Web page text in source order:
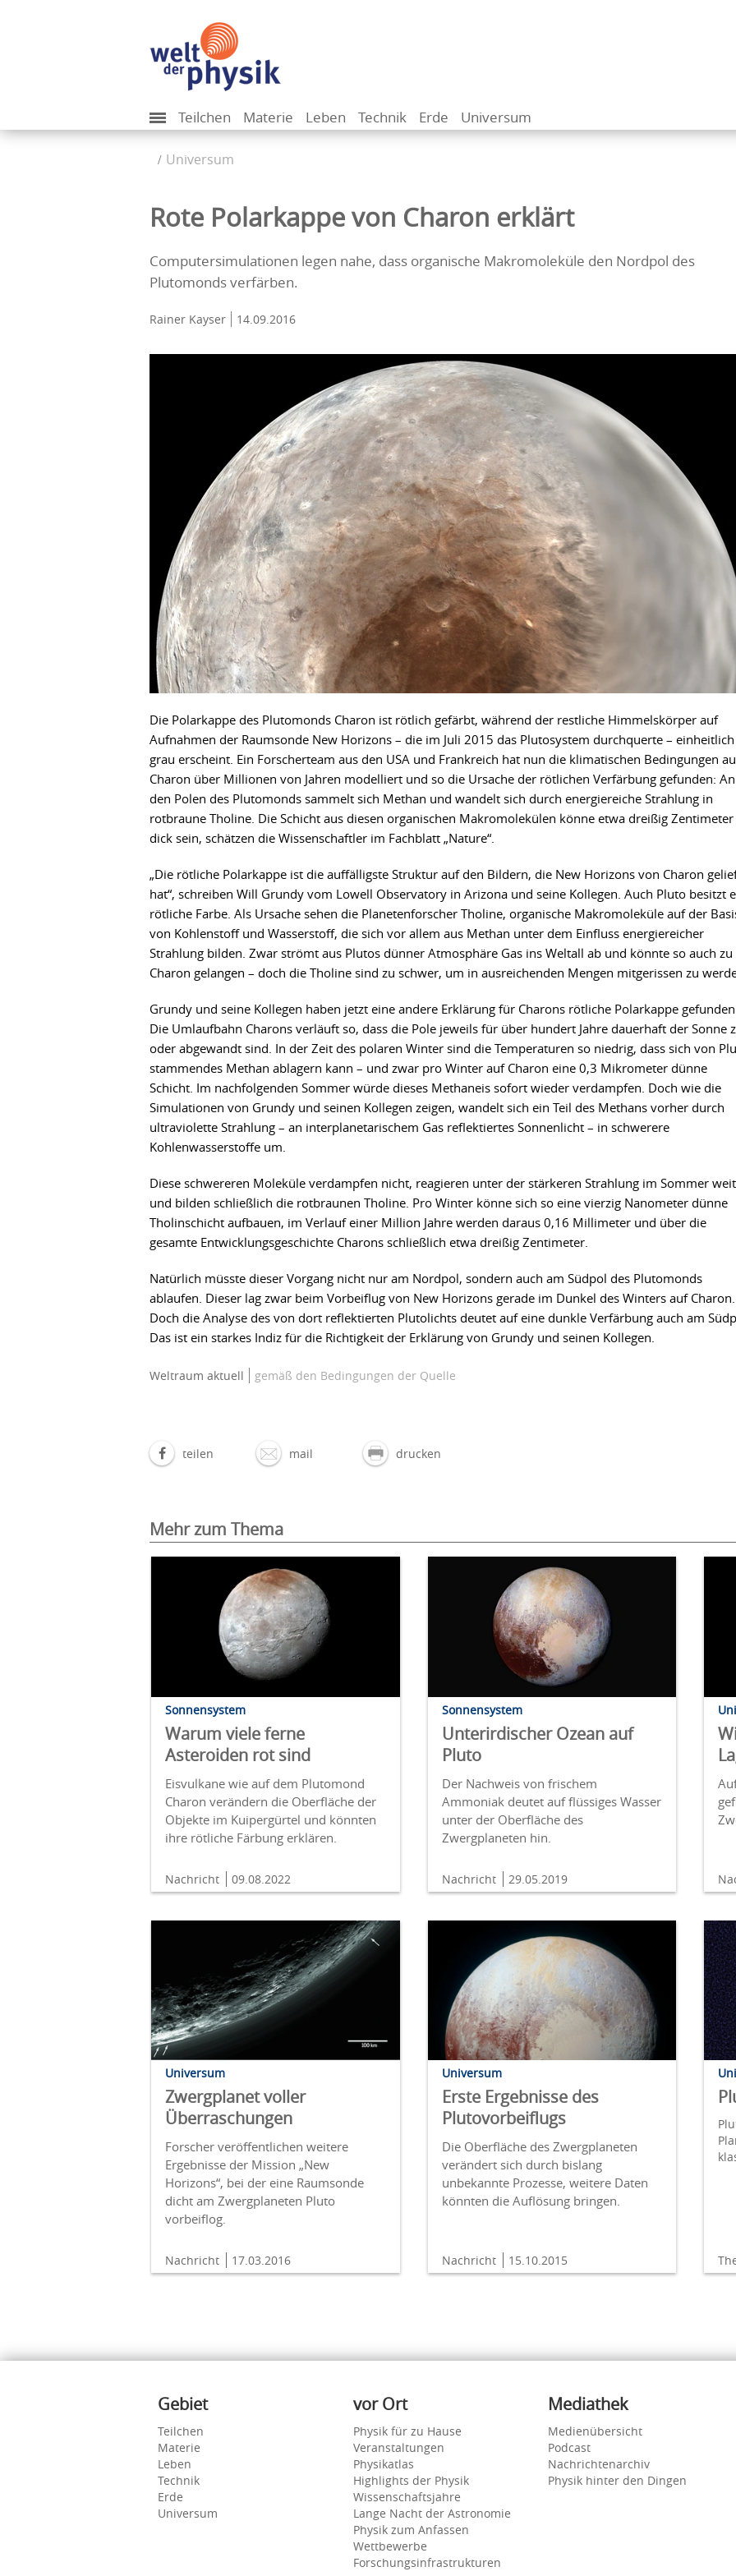
Teilchen Materie Leben Technik Erde Universum
Universum
Rote Polarkappe von Charon erklärt
Computersimulationen legen nahe, dass organische Makromoleküle den Nordpol des
Plutomonds verfärben.
Rainer Kayser 14.09.2016
Die Polarkappe des Plutomonds Charon ist rötlich gefärbt, während der restliche Himmelskörper auf
Aufnahmen der Raumsonde New Horizons – die im Juli 2015 das Plutosystem durchquerte – einheitlich
grau erscheint. Ein Forscherteam aus den USA und Frankreich hat nun die klimatischen Bedingungen
Charon über Millionen von Jahren modelliert und so die Ursache der rötlichen Verfärbung gefunden: An
den Polen des Plutomonds sammelt sich Methan und wandelt sich durch energiereiche Strahlung in
rotbraune Tholine. Die Schicht aus diesen organischen Makromolekülen könne etwa dreißig Zentimeter
dick sein, schätzen die Wissenschaftler im Fachblatt „Nature“.
„Die rötliche Polarkappe ist die auffälligste Struktur auf den Bildern, die New Horizons von Charon
hat“, schreiben Will Grundy vom Lowell Observatory in Arizona und seine Kollegen. Auch Pluto besitzt
rötliche Farbe. Als Ursache sehen die Planetenforscher Tholine, organische Makromoleküle auf der
von Kohlenstoff und Wasserstoff, die sich vor allem aus Methan unter dem Einfluss energiereicher
Strahlung bilden. Zwar strömt aus Plutos dünner Atmosphäre Gas ins Weltall ab und könnte so auch zu
Charon gelangen – doch die Tholine sind zu schwer, um in ausreichenden Mengen mitgerissen zu
Grundy und seine Kollegen haben jetzt eine andere Erklärung für Charons rötliche Polarkappe
Die Umlaufbahn Charons verläuft so, dass die Pole jeweils für über hundert Jahre dauerhaft der Sonne
oder abgewandt sind. In der Zeit des polaren Winter sind die Temperaturen so niedrig, dass sich von
stammendes Methan ablagern kann – und zwar pro Winter auf Charon eine 0,3 Mikrometer dünne
Schicht. Im nachfolgenden Sommer würde dieses Methaneis sofort wieder verdampfen. Doch wie die
Simulationen von Grundy und seinen Kollegen zeigen, wandelt sich ein Teil des Methans vorher durch
ultraviolette Strahlung – an interplanetarischem Gas reflektiertes Sonnenlicht – in schwerere
Kohlenwasserstoffe um.
Diese schwereren Moleküle verdampfen nicht, reagieren unter der stärkeren Strahlung im Sommer
und bilden schließlich die rotbraunen Tholine. Pro Winter könne sich so eine vierzig Nanometer dünne
Tholinschicht aufbauen, im Verlauf einer Million Jahre werden daraus 0,16 Millimeter und über die
gesamte Entwicklungsgeschichte Charons schließlich etwa dreißig Zentimeter.
Natürlich müsste dieser Vorgang nicht nur am Nordpol, sondern auch am Südpol des Plutomonds
ablaufen. Dieser lag zwar beim Vorbeiflug von New Horizons gerade im Dunkel des Winters auf Charon.
Doch die Analyse des von dort reflektierten Plutolichts deutet auf eine dunkle Verfärbung auch am
Das ist ein starkes Indiz für die Richtigkeit der Erklärung von Grundy und seinen Kollegen.
Weltraum aktuell gemäß den Bedingungen der Quelle
teilen mail drucken
Mehr zum Thema
Sonnensystem
Warum viele ferne
Asteroiden rot sind
Eisvulkane wie auf dem Plutomond
Charon verändern die Oberfläche der
Objekte im Kuipergürtel und könnten
ihre rötliche Färbung erklären.
Nachricht 09.08.2022
Sonnensystem
Unterirdischer Ozean auf
Pluto
Der Nachweis von frischem
Ammoniak deutet auf flüssiges Wasser
unter der Oberfläche des
Zwergplaneten hin.
Nachricht 29.05.2019
Universum
Zwergplanet voller
Überraschungen
Forscher veröffentlichen weitere
Ergebnisse der Mission „New
Horizons“, bei der eine Raumsonde
dicht am Zwergplaneten Pluto
vorbeiflog.
Nachricht 17.03.2016
Universum
Erste Ergebnisse des
Plutovorbeiflugs
Die Oberfläche des Zwergplaneten
verändert sich durch bislang
unbekannte Prozesse, weitere Daten
könnten die Auflösung bringen.
Nachricht 15.10.2015
Inhalte
Gebiet
Teilchen
Materie
Leben
Technik
Erde
Universum
vor Ort
Physik für zu Hause
Veranstaltungen
Physikatlas
Highlights der Physik
Wissenschaftsjahre
Lange Nacht der Astronomie
Physik zum Anfassen
Wettbewerbe
Forschungsinfrastrukturen
Mediathek
Medienübersicht
Podcast
Nachrichtenarchiv
Physik hinter den Dingen